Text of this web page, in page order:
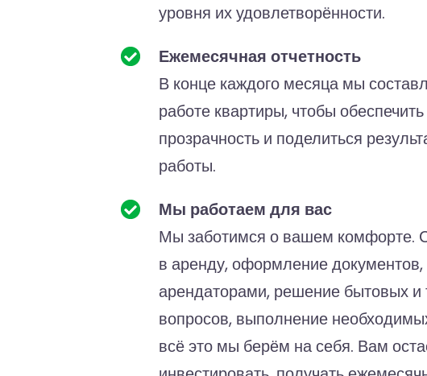
уровня их удовлетворённости.
Ежемесячная отчетность
В конце каждого месяца мы
работе квартиры, чтобы
прозрачность и поделиться
работы.
Мы работаем для вас
Мы заботимся о вашем комфорте.
в аренду, оформление
арендаторами, решение бытовых и
вопросов, выполнение
всё это мы берём на себя. Вам